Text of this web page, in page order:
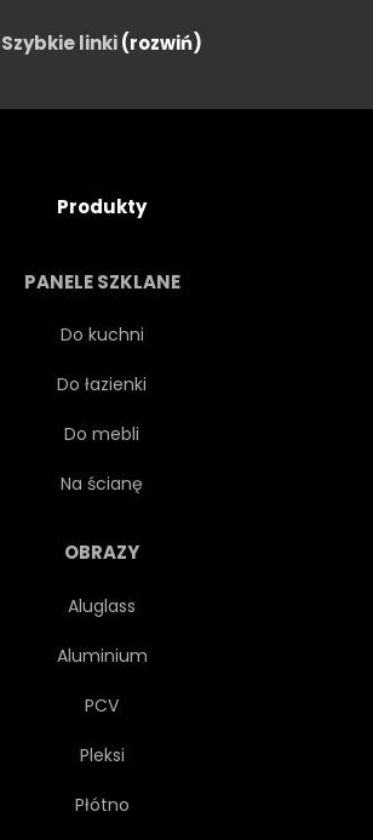
Szybkie linki(rozwiń)
Produkty
PANELE SZKLANE
Do kuchni
Do łazienki
Do mebli
Na ścianę
OBRAZY
Aluglass
Aluminium
PCV
Pleksi
Płótno